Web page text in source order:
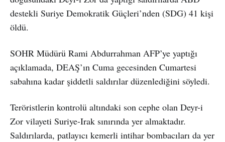
destekli Suriye Demokratik Güçleri’nden (SDG) 41 kişi
öldü.
SOHR Müdürü Rami Abdurrahman AFP’ye yaptığı
açıklamada, DEAŞ’ın Cuma gecesinden Cumartesi
sabahına kadar şiddetli saldırılar düzenlediğini söyledi.
Teröristlerin kontrolü altındaki son cephe olan Deyr-i
Zor vilayeti Suriye-Irak sınırında yer almaktadır.
Saldırılarda, patlayıcı kemerli intihar bombacıları da yer